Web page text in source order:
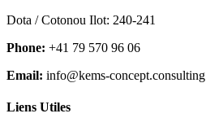
Dota / Cotonou Ilot: 240-241
Phone: +41 79 570 96 06
Email: info@kems-concept.consulting
Liens Utiles